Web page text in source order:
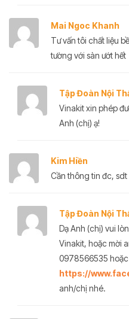
Mai Ngoc Khanh
Tư vấn tôi chất liệu
tường với sàn ướt hết
Tập Đoàn Nội
Vinakit xin phép
Anh (chị) ạ!
Kim Hiền
Cần thông tin đc, sdt
Tập Đoàn Nội
Dạ Anh (chị) vui
Vinakit, hoặc mời
0978566535
https://
anh/chị nhé.